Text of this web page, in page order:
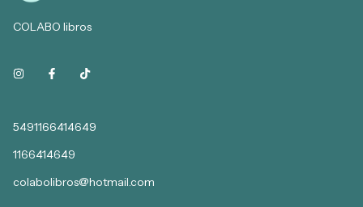
COLABO libros
5491166414649
1166414649
colabolibros@hotmail.com